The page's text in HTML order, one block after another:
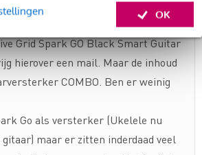
OK
om 18:31
Grid Spark GO Black Smart Guitar
hierover een mail. Maar de inhoud
COMBO. Ben er weinig
Go als versterker (Ukelele nu
maar er zitten inderdaad veel